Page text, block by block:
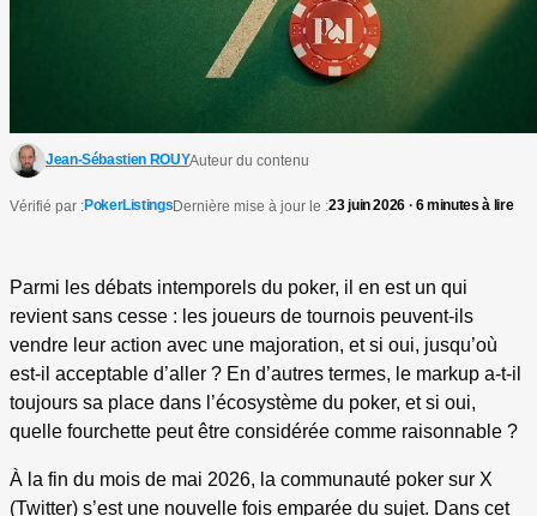
Jean-Sébastien ROUYAuteur du contenu
Vérifié par :PokerListingsDernière mise à jour le :23 juin 2026 · 6 minutes à lire
Parmi les débats intemporels du poker, il en est un qui
revient sans cesse : les joueurs de tournois peuvent-ils
vendre leur action avec une majoration, et si oui, jusqu’où
est-il acceptable d’aller ? En d’autres termes, le markup a-t-il
toujours sa place dans l’écosystème du poker, et si oui,
quelle fourchette peut être considérée comme raisonnable ?
À la fin du mois de mai 2026, la communauté poker sur X
(Twitter) s’est une nouvelle fois emparée du sujet. Dans cet